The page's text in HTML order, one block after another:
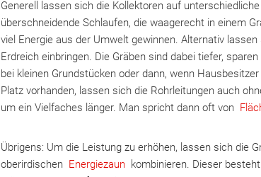
Generell lassen sich die Kollektoren auf
überschneidende Schlaufen, die waagerecht in einem
viel Energie aus der Umwelt gewinnen. Alternativ
Erdreich einbringen. Die Gräben sind dabei tiefer,
bei kleinen Grundstücken oder dann, wenn
Platz vorhanden, lassen sich die Rohrleitungen auch
um ein Vielfaches länger. Man spricht dann oft von
Übrigens: Um die Leistung zu erhöhen, lassen sich die
oberirdischen Energiezaun kombinieren. Dieser